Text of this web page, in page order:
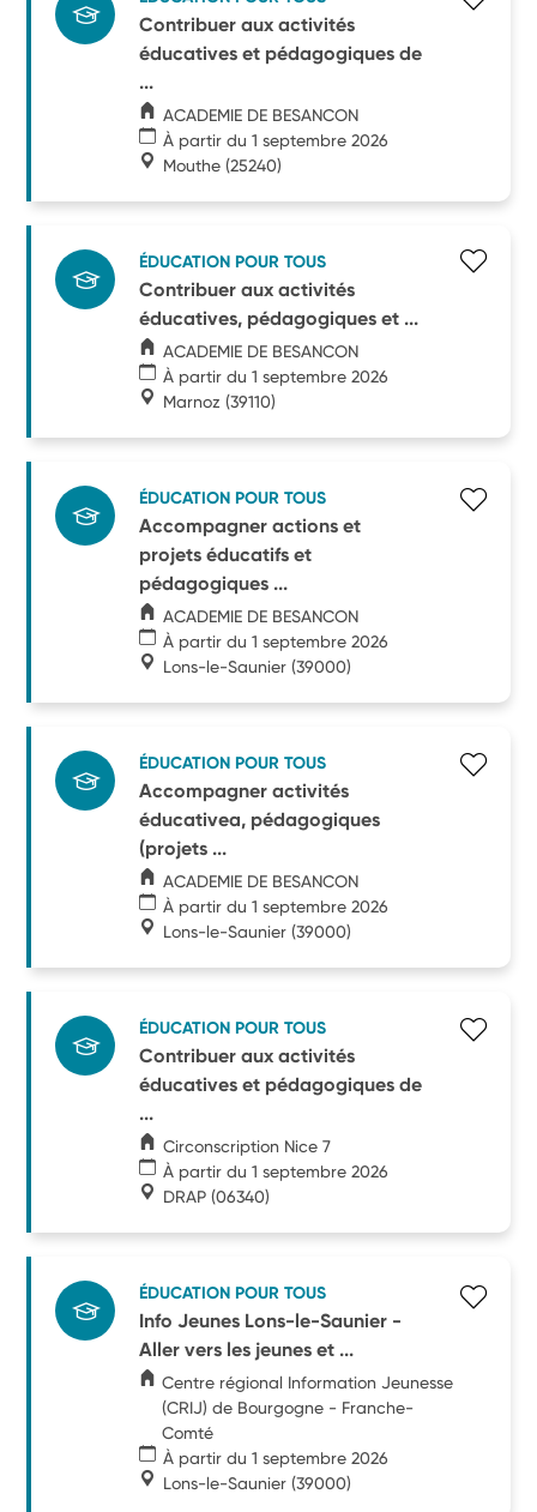
Contribuer aux activités
éducatives et pédagogiques de
...
ACADEMIE DE BESANCON
À partir du 1 septembre 2026
Mouthe (25240)
ÉDUCATION POUR TOUS
Contribuer aux activités
éducatives, pédagogiques et ...
ACADEMIE DE BESANCON
À partir du 1 septembre 2026
Marnoz (39110)
ÉDUCATION POUR TOUS
Accompagner actions et
projets éducatifs et
pédagogiques ...
ACADEMIE DE BESANCON
À partir du 1 septembre 2026
Lons-le-Saunier (39000)
ÉDUCATION POUR TOUS
Accompagner activités
éducativea, pédagogiques
(projets ...
ACADEMIE DE BESANCON
À partir du 1 septembre 2026
Lons-le-Saunier (39000)
ÉDUCATION POUR TOUS
Contribuer aux activités
éducatives et pédagogiques de
...
Circonscription Nice 7
À partir du 1 septembre 2026
DRAP (06340)
ÉDUCATION POUR TOUS
Info Jeunes Lons-le-Saunier -
Aller vers les jeunes et ...
Centre régional Information Jeunesse
(CRIJ) de Bourgogne - Franche-
Comté
À partir du 1 septembre 2026
Lons-le-Saunier (39000)